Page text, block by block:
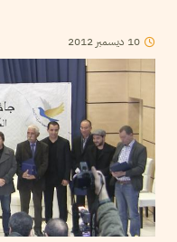
10 ديسمبر 2012